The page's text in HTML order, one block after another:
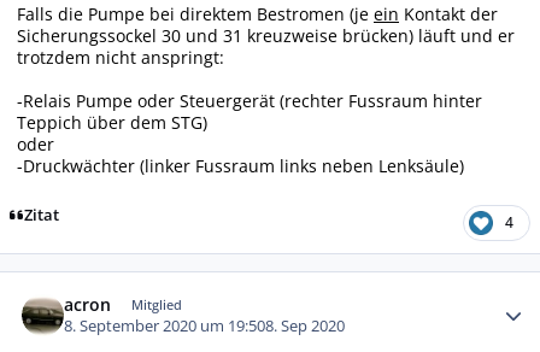
Falls die Pumpe bei direktem Bestromen (je ein Kontakt der
Sicherungssockel 30 und 31 kreuzweise brücken) läuft und er
trotzdem nicht anspringt:
-Relais Pumpe oder Steuergerät (rechter Fussraum hinter
Teppich über dem STG)
oder
-Druckwächter (linker Fussraum links neben Lenksäule)
Zitat 4
acron Mitglied
8. September 2020 um 19:508. Sep 2020